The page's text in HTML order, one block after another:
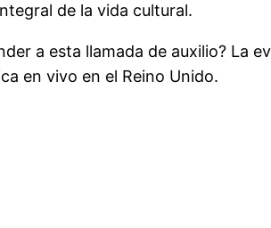
de la vida cultural.
a esta llamada de auxilio? La
en vivo en el Reino Unido.